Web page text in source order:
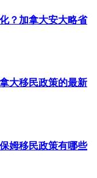
？加拿大安大略省
大移民政策的最新
姆移民政策有哪些